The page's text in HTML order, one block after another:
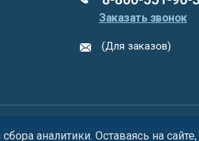
Заказать звонок
(Для заказов)
для улучшения функционала сайта,
аналитики. Оставаясь на